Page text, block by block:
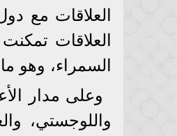
العلاقات مع
العلاقات
السمراء، وهو
وعلى مدار
واللوجستي،